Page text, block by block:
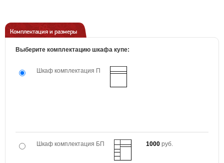
Комплектация и размеры
Выберите комплектацию шкафа купе:
Шкаф комплектация П
Шкаф комплектация БП 1000 руб.